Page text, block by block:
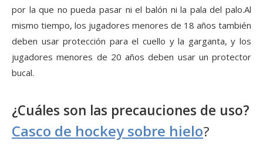
por la que no pueda pasar ni el balón ni la pala del palo.Al
mismo tiempo, los jugadores menores de 18 años también
deben usar protección para el cuello y la garganta, y los
jugadores menores de 20 años deben usar un protector
bucal.
¿Cuáles son las precauciones de uso?
Casco de hockey sobre hielo?